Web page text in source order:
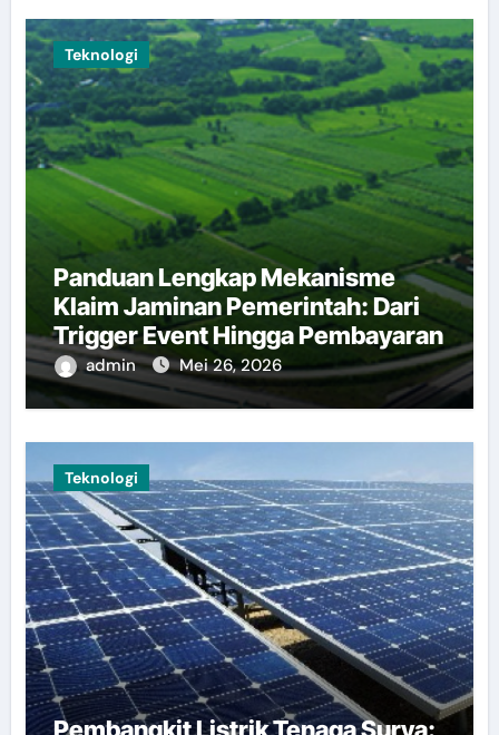
Teknologi
Panduan Lengkap Mekanisme
Klaim Jaminan Pemerintah: Dari
Trigger Event Hingga Pembayaran
admin Mei 26, 2026
Teknologi
Pembangkit Listrik Tenaga Surya: